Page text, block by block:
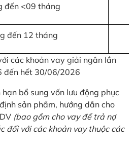
đến <09 tháng
đến 12 tháng
các khoản vay giải ngân lần
đến hết 30/06/2026
bổ sung vốn lưu động phục
sản phẩm, hướng dẫn cho
(bao gồm cho vay để trả nợ
đối với các khoản vay thuộc các